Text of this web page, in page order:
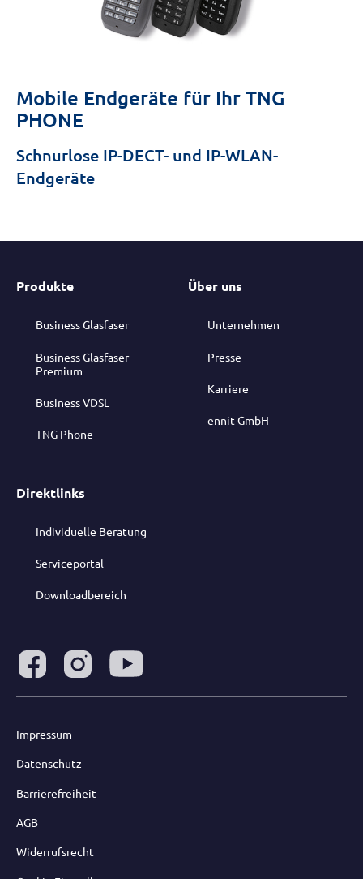
Mobile Endgeräte für Ihr TNG
PHONE
Schnurlose IP-DECT- und IP-WLAN-
Endgeräte
Produkte
Business Glasfaser
Business Glasfaser
Premium
Business VDSL
TNG Phone
Über uns
Unternehmen
Presse
Karriere
ennit GmbH
Direktlinks
Individuelle Beratung
Serviceportal
Downloadbereich
Impressum
Datenschutz
Barrierefreiheit
AGB
Widerrufsrecht